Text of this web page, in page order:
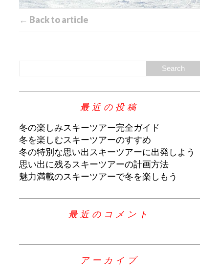
← Back to article
最近の投稿
冬の楽しみスキーツアー完全ガイド
冬を楽しむスキーツアーのすすめ
冬の特別な思い出スキーツアーに出発しよう
思い出に残るスキーツアーの計画方法
魅力満載のスキーツアーで冬を楽しもう
最近のコメント
アーカイブ